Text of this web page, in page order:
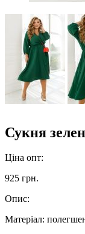
Сукня
Ціна опт:
925 грн.
Опис:
Матеріал: